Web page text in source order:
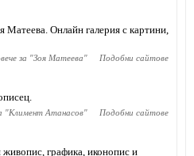
Матеева. Онлайн галерия с картини,
за "Зоя Матеева" Подобни сайтове
"Климент Атанасов" Подобни сайтове
графика, иконопис и